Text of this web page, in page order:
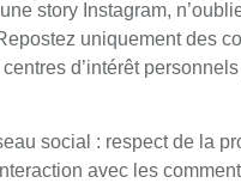
story Instagram,
uniquement des
d’intérêt
social : respect de la
avec les